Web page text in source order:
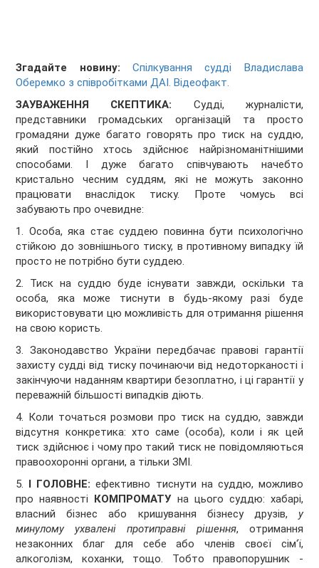
Згадайте новину:
Спілкування судді Владислава
Оберемко з співробітками ДАІ. Відеофакт.
ЗАУВАЖЕННЯ СКЕПТИКА: Судді, журналісти,
представники громадських організацій та просто
громадяни дуже багато говорять про тиск на суддю,
який постійно хтось здійснює найрізноманітнішими
способами. І дуже багато співчувають начебто
кристально чесним суддям, які не можуть законно
працювати внаслідок тиску. Проте чомусь всі
забувають про очевидне:
1. Особа, яка стає суддею повинна бути психологічно
стійкою до зовнішнього тиску, в противному випадку їй
просто не потрібно бути суддею.
2. Тиск на суддю буде існувати завжди, оскільки та
особа, яка може тиснути в будь-якому разі буде
використовувати цю можливість для отримання рішення
на свою користь.
3. Законодавство України передбачає правові гарантії
захисту судді від тиску починаючи від недоторканості і
закінчуючи наданням квартири безоплатно, і ці гарантії у
переважній більшості випадків діють.
4. Коли точаться розмови про тиск на суддю, завжди
відсутня конкретика: хто саме (особа), коли і як цей
тиск здійснює і чому про такий тиск не повідомляються
правоохоронні органи, а тільки ЗМІ.
5. І ГОЛОВНЕ: ефективно тиснути на суддю, можливо
про наявності КОМПРОМАТУ на цього суддю: хабарі,
власний бізнес або кришування бізнесу друзів, у
минулому ухвалені протиправні рішення, отримання
незаконних благ для себе або членів своєї сім‘ї,
алкоголізм, коханки, тощо. Тобто правопорушник -